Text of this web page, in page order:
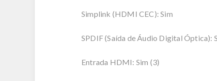
Simplink (HDMI CEC): Sim
SPDIF (Saída de Áudio Digital Óptica):
Entrada HDMI: Sim (3)